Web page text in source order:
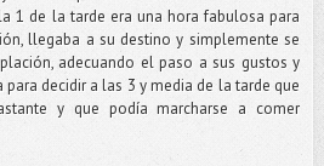
1 de la tarde era una hora fabulosa para
llegaba a su destino y simplemente se
adecuando el paso a sus gustos y
decidir a las 3 y media de la tarde que
y que podía marcharse a comer